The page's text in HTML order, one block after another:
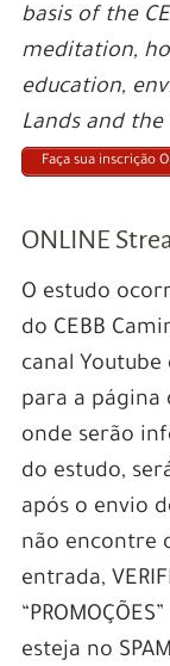
basis of the
meditation,
education,
Lands and the
Faça sua inscrição
ONLINE
O estudo
do CEBB
canal
para a página
onde serão
do estudo,
após o envio
não encontre
entrada,
esteja no